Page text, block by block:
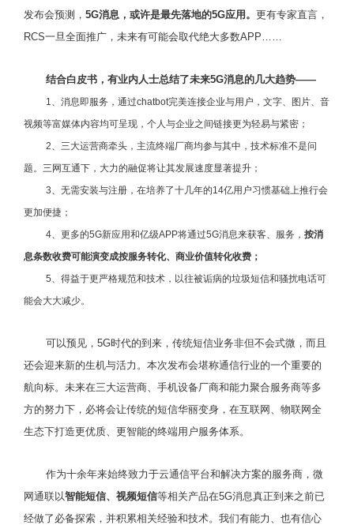
发布会预测， 5G消息，或许是最先落地的5G应用。 更有专家直言，
RCS一旦全面推广，未来有可能会取代绝大多数APP……
结合白皮书，有业内人士总结了未来5G消息的几大趋势——
1、消息即服务，通过chatbot完美连接企业与用户，文字、图片、音
视频等富媒体内容均可呈现，个人与企业之间链接更为轻易与紧密；
2、三大运营商牵头，主流终端厂商均参与其中，技术标准不是问
题。三网互通下，大力的融促将让其发展速度显著提升；
3、无需安装与注册，在培养了十几年的14亿用户习惯基础上推行会
更加便捷；
4、更多的5G新应用和亿级APP将通过5G消息来获客、服务， 按消
息条数收费可能演变成按服务转化、商业价值转化收费；
5、得益于更严格规范和技术，以往被诟病的垃圾短信和骚扰电话可
能会大大减少。
可以预见，5G时代的到来，传统短信业务非但不会式微，而且
还会迎来新的生机与活力。本次发布会堪称通信行业的一个重要的
航向标。未来在三大运营商、手机设备厂商和能力聚合服务商等多
方的努力下，必将会让传统的短信华丽变身，在互联网、物联网全
生态下打造更优质、更智能的终端用户服务体系。
作为十余年来始终致力于云通信平台和解决方案的服务商，微
网通联以智能短信、视频短信等相关产品在5G消息真正到来之前已
经做了必备探索，并积累相关经验和技术。我们有能力、也有信心